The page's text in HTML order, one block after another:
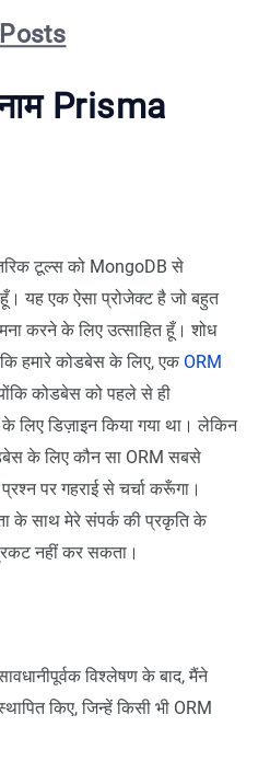
Posts
Prisma
टूल्स को MongoDB से
यह एक ऐसा प्रोजेक्ट है जो बहुत
करने के लिए उत्साहित हूँ। शोध
कि हमारे कोडबेस के लिए, एक ORM
कोडबेस को पहले से ही
लिए डिज़ाइन किया गया था। लेकिन
के लिए कौन सा ORM सबसे
पर गहराई से चर्चा करूँगा।
के साथ मेरे संपर्क की प्रकृति के
नहीं कर सकता।
विश्लेषण के बाद, मैंने
किए, जिन्हें किसी भी ORM